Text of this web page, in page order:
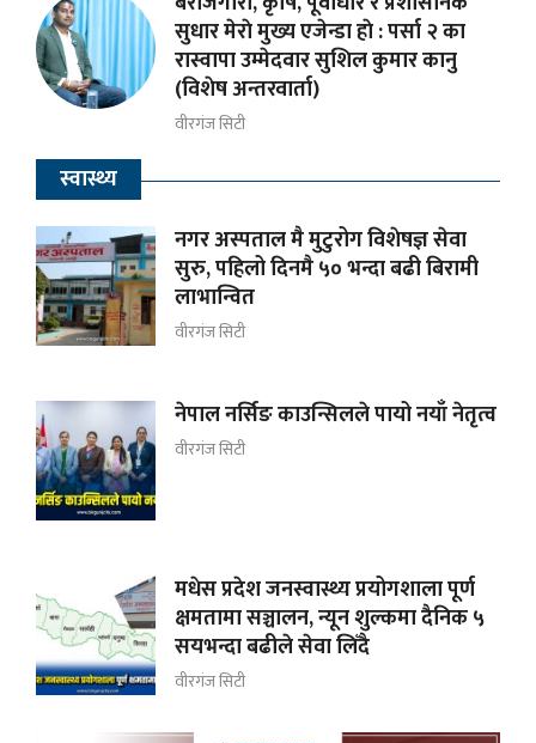
सुधार मेराे मुख्य एजेन्डा हाे : पर्सा २ का
रास्वापा उम्मेदवार सुशिल कुमार कानु
(विशेष अन्तरवार्ता)
वीरगंज सिटी
स्वास्थ्य
नगर अस्पताल मै मुटुरोग विशेषज्ञ सेवा
सुरु, पहिलो दिनमै ५० भन्दा बढी बिरामी
लाभान्वित
वीरगंज सिटी
नेपाल नर्सिङ काउन्सिलले पायो नयाँ नेतृत्व
वीरगंज सिटी
मधेस प्रदेश जनस्वास्थ्य प्रयोगशाला पूर्ण
क्षमतामा सञ्चालन, न्यून शुल्कमा दैनिक ५
सयभन्दा बढीले सेवा लिँदै
वीरगंज सिटी